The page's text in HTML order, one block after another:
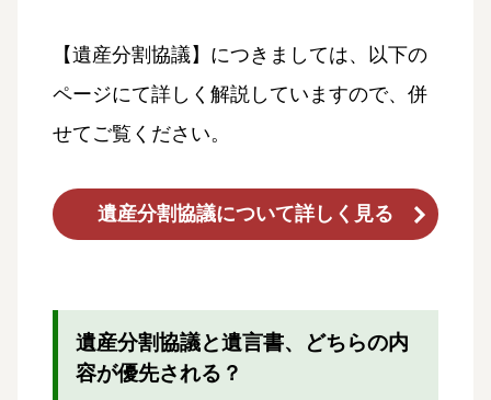
【遺産分割協議】につきましては、以下の
ページにて詳しく解説していますので、併
せてご覧ください。
遺産分割協議について詳しく見る
遺産分割協議と遺言書、どちらの内
容が優先される？